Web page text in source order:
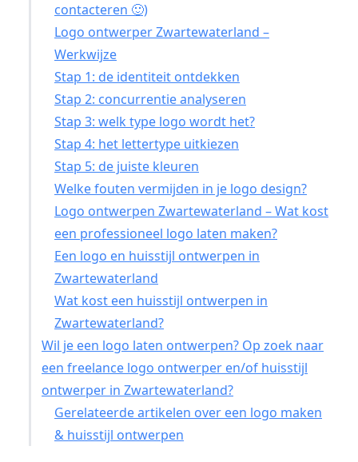
contacteren 🙂)
Logo ontwerper Zwartewaterland –
Werkwijze
Stap 1: de identiteit ontdekken
Stap 2: concurrentie analyseren
Stap 3: welk type logo wordt het?
Stap 4: het lettertype uitkiezen
Stap 5: de juiste kleuren
Welke fouten vermijden in je logo design?
Logo ontwerpen Zwartewaterland – Wat kost
een professioneel logo laten maken?
Een logo en huisstijl ontwerpen in
Zwartewaterland
Wat kost een huisstijl ontwerpen in
Zwartewaterland?
Wil je een logo laten ontwerpen? Op zoek naar
een freelance logo ontwerper en/of huisstijl
ontwerper in Zwartewaterland?
Gerelateerde artikelen over een logo maken
& huisstijl ontwerpen